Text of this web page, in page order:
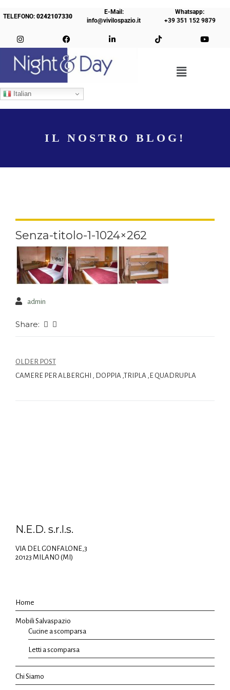
TELEFONO:0242107330
E-Mail:
info@vivilospazio.it
Whatsapp:
+39 351 152 9879
Italian
IL NOSTRO BLOG!
Senza-titolo-1-1024×262
admin
Share:
OLDER POST
CAMERE PER ALBERGHI , DOPPIA ,TRIPLA ,E QUADRUPLA
N.E.D. s.r.l.s.
VIA DEL GONFALONE,3
20123 MILANO (MI)
Home
Mobili Salvaspazio
Cucine a scomparsa
Letti a scomparsa
Chi Siamo